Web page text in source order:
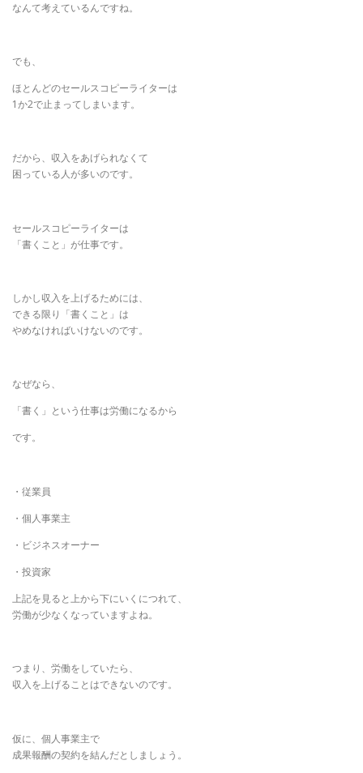
なんて考えているんですね。
でも、
ほとんどのセールスコピーライターは
1か2で止まってしまいます。
だから、収入をあげられなくて
困っている人が多いのです。
セールスコピーライターは
「書くこと」が仕事です。
しかし収入を上げるためには、
できる限り「書くこと」は
やめなければいけないのです。
なぜなら、
「書く」という仕事は労働になるから
です。
・従業員
・個人事業主
・ビジネスオーナー
・投資家
上記を見ると上から下にいくにつれて、
労働が少なくなっていますよね。
つまり、労働をしていたら、
収入を上げることはできないのです。
仮に、個人事業主で
成果報酬の契約を結んだとしましょう。